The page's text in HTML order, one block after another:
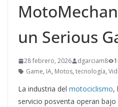
un Serious
28 febrero, 2026 dgarciam8
Game, IA, Motos, tecnología,
La industria del motociclismo,
servicio posventa operan